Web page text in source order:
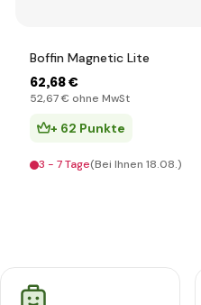
Boffin Magnetic Lite
62,68 €
52,67 € ohne MwSt
+ 62 Punkte
3 - 7 Tage(Bei Ihnen 18.08.)